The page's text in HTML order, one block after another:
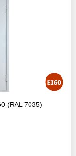
(RAL 7035)